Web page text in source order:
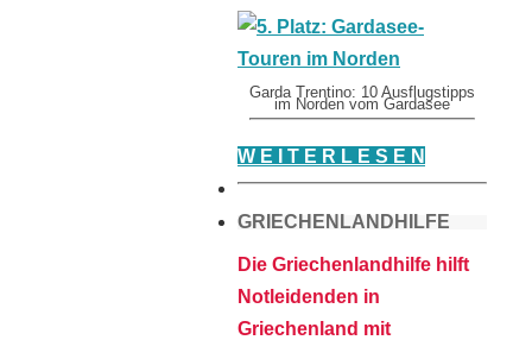
Garda Trentino: 10 Ausflugstipps
im Norden vom Gardasee
W E I T E R L E S E N
GRIECHENLANDHILFE
Die Griechenlandhilfe hilft
Notleidenden in
Griechenland mit